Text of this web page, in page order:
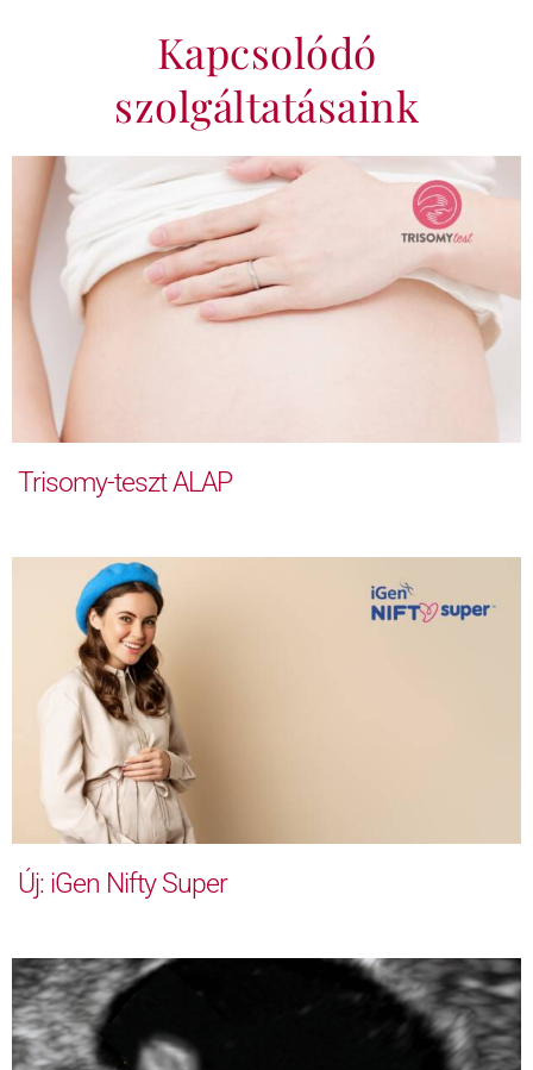
Kapcsolódó
szolgáltatásaink
Trisomy-teszt ALAP
Új: iGen Nifty Super